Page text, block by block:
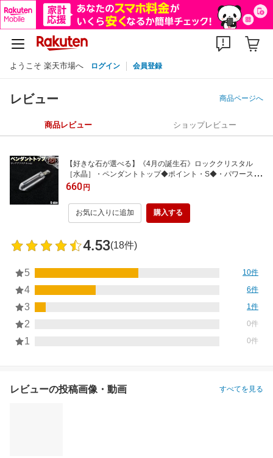
ようこそ 楽天市場へ ログイン 会員登録
レビュー 商品ページへ
商品レビュー ショップレビュー
【好きな石が選べる】《4月の誕生石》ロッククリスタル
［水晶］・ペンダントトップ◆ポイント・S◆・パワースト
ーン・天然石・ハンドメイド・手作り・パーツ・チャーム・
660円
お気に入りに追加 購入する
4.53(18件)
5 10件
4 6件
3 1件
2 0件
1 0件
レビューの投稿画像・動画 すべてを見る